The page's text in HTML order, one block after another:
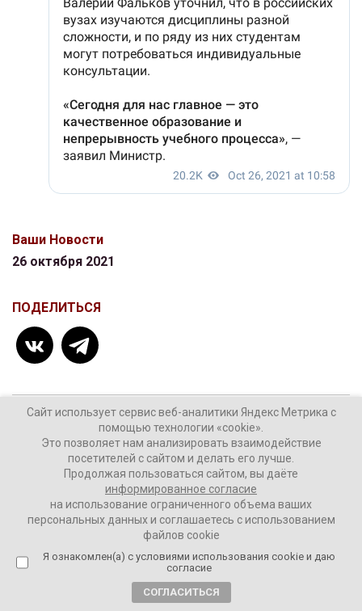
Ваши Новости
26 октября 2021
ПОДЕЛИТЬСЯ
Валерий Фальков локдаун
Минобрнауки
образование
Комментировать
Сайт использует сервис веб-аналитики Яндекс Метрика с
помощью технологии «cookie».
Это позволяет нам анализировать взаимодействие
посетителей с сайтом и делать его лучше.
Продолжая пользоваться сайтом, вы даёте
информированное согласие
на использование ограниченного объема ваших
персональных данных и соглашаетесь с использованием
файлов cookie
Я ознакомлен(а) с условиями использования cookie и даю
согласие
СОГЛАСИТЬСЯ